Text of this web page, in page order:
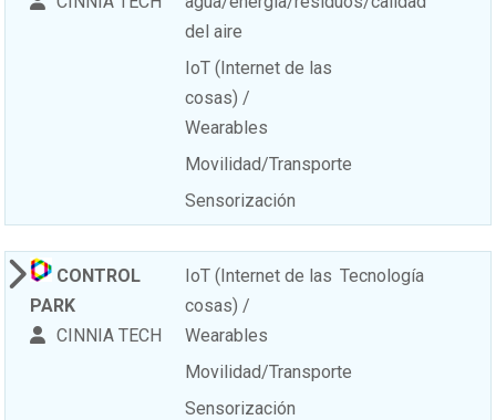
del aire
IoT (Internet de las
cosas) /
Wearables
Movilidad/Transporte
Sensorización
CONTROL
PARK
CINNIA TECH
IoT (Internet de las
cosas) /
Wearables
Movilidad/Transporte
Sensorización
Tecnología